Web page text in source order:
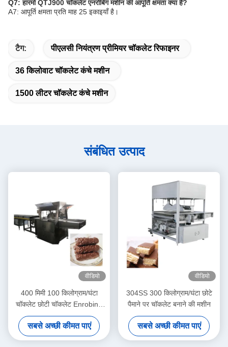
Q7: हारमो QTJ900 चॉकलेट एनरोबिंग मशीन की आपूर्ति क्षमता क्या है?
A7: आपूर्ति क्षमता प्रति माह 25 इकाइयाँ है।
टैग: पीएलसी नियंत्रण प्रीमियर चॉकलेट रिफाइनर
36 किलोवाट चॉकलेट कंचे मशीन
1500 लीटर चॉकलेट कंचे मशीन
संबंधित उत्पाद
वीडियो
400 मिमी 100 किलोग्राम/घंटा
चॉकलेट छोटी चॉकलेट Enrobing
मशीन
सबसे अच्छी कीमत पाएं
वीडियो
304SS 300 किलोग्राम/घंटा छोटे
पैमाने पर चॉकलेट बनाने की मशीन
सबसे अच्छी कीमत पाएं